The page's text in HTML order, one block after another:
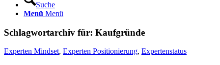
Suche
Menü Menü
Schlagwortarchiv für: Kaufgründe
Experten Mindset, Experten Positionierung, Expertenstatus